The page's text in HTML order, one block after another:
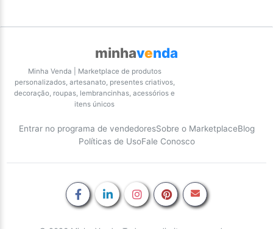
minhavenda
Minha Venda | Marketplace de produtos
personalizados, artesanato, presentes criativos,
decoração, roupas, lembrancinhas, acessórios e
itens únicos
Entrar no programa de vendedoresSobre o MarketplaceBlog
Políticas de UsoFale Conosco